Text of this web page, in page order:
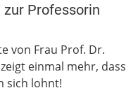
Professorin
von Frau Prof. Dr.
einmal mehr, dass
sich lohnt!